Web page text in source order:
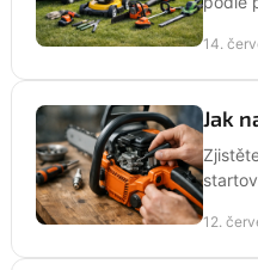
14.
Jak
12.